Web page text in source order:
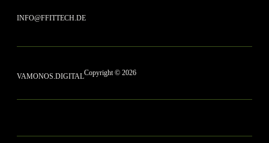
INFO@FFITTECH.DE
VAMONOS.DIGITALCopyright © 2026